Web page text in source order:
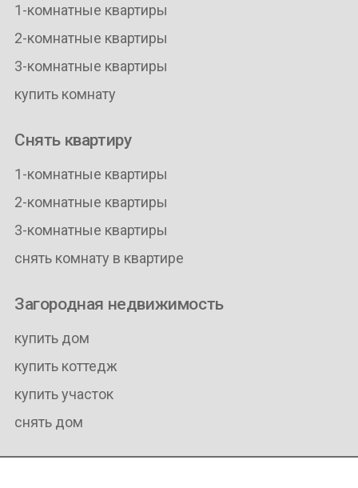
1-комнатные квартиры
2-комнатные квартиры
3-комнатные квартиры
купить комнату
Снять квартиру
1-комнатные квартиры
2-комнатные квартиры
3-комнатные квартиры
снять комнату в квартире
Загородная недвижимость
купить дом
купить коттедж
купить участок
снять дом